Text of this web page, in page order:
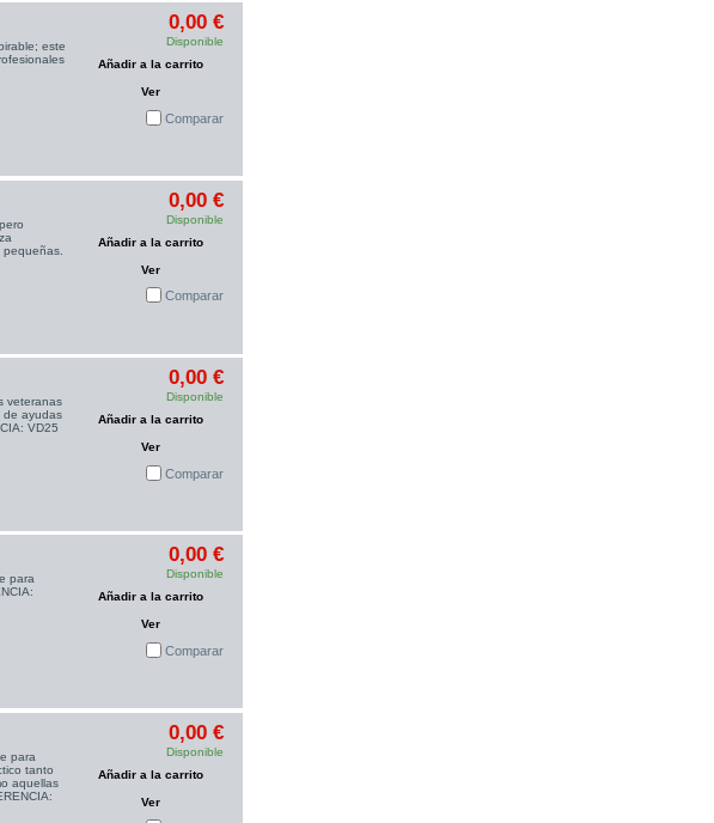
este
0,00 €
Disponible
Añadir a la carrito
Ver
Comparar
0,00 €
Disponible
Añadir a la carrito
Ver
Comparar
veteranas
de ayudas
VD25
0,00 €
Disponible
Añadir a la carrito
Ver
Comparar
para
0,00 €
Disponible
Añadir a la carrito
Ver
Comparar
para
tanto
aquellas
0,00 €
Disponible
Añadir a la carrito
Ver